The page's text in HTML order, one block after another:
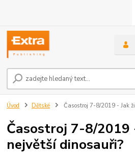
Úvod Dětské Časostroj 7-8/2019 - Jak
Časostroj 7-8/2019
největší dinosauři?